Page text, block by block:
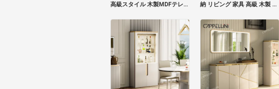
高級スタイル 木製MDFテレビ
納 リビング 家具 高級 木製 テ
ルセット